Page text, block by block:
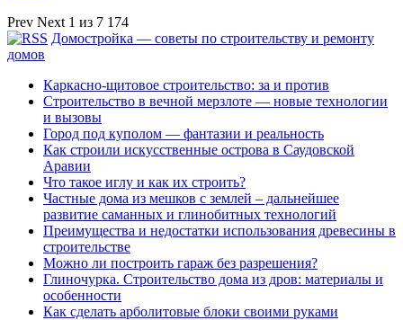
Prev Next 1 из 7 174
Домостройка — советы по строительству и ремонту
домов
Каркасно-щитовое строительство: за и против
Строительство в вечной мерзлоте — новые технологии
и вызовы
Город под куполом — фантазии и реальность
Как строили искусственные острова в Саудовской
Аравии
Что такое иглу и как их строить?
Частные дома из мешков с землей – дальнейшее
развитие саманных и глинобитных технологий
Преимущества и недостатки использования древесины в
строительстве
Можно ли построить гараж без разрешения?
Глиночурка. Строительство дома из дров: материалы и
особенности
Как сделать арболитовые блоки своими руками